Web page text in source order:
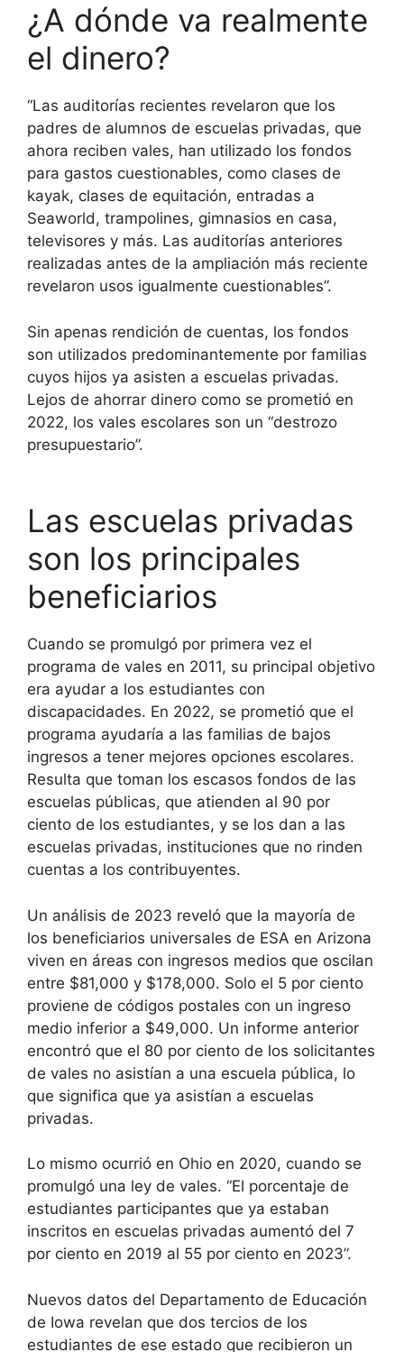
¿A dónde va realmente
el dinero?
“Las auditorías recientes revelaron que los
padres de alumnos de escuelas privadas, que
ahora reciben vales, han utilizado los fondos
para gastos cuestionables, como clases de
kayak, clases de equitación, entradas a
Seaworld, trampolines, gimnasios en casa,
televisores y más. Las auditorías anteriores
realizadas antes de la ampliación más reciente
revelaron usos igualmente cuestionables”.
Sin apenas rendición de cuentas, los fondos
son utilizados predominantemente por familias
cuyos hijos ya asisten a escuelas privadas.
Lejos de ahorrar dinero como se prometió en
2022, los vales escolares son un “destrozo
presupuestario”.
Las escuelas privadas
son los principales
beneficiarios
Cuando se promulgó por primera vez el
programa de vales en 2011, su principal objetivo
era ayudar a los estudiantes con
discapacidades. En 2022, se prometió que el
programa ayudaría a las familias de bajos
ingresos a tener mejores opciones escolares.
Resulta que toman los escasos fondos de las
escuelas públicas, que atienden al 90 por
ciento de los estudiantes, y se los dan a las
escuelas privadas, instituciones que no rinden
cuentas a los contribuyentes.
Un análisis de 2023 reveló que la mayoría de
los beneficiarios universales de ESA en Arizona
viven en áreas con ingresos medios que oscilan
entre $81,000 y $178,000. Solo el 5 por ciento
proviene de códigos postales con un ingreso
medio inferior a $49,000. Un informe anterior
encontró que el 80 por ciento de los solicitantes
de vales no asistían a una escuela pública, lo
que significa que ya asistían a escuelas
privadas.
Lo mismo ocurrió en Ohio en 2020, cuando se
promulgó una ley de vales. “El porcentaje de
estudiantes participantes que ya estaban
inscritos en escuelas privadas aumentó del 7
por ciento en 2019 al 55 por ciento en 2023”.
Nuevos datos del Departamento de Educación
de Iowa revelan que dos tercios de los
estudiantes de ese estado que recibieron un